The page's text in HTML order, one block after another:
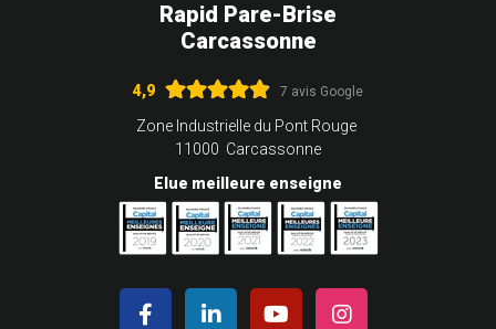
Rapid Pare-Brise
Carcassonne
4,9 7 avis Google
Zone Industrielle du Pont Rouge
11000 Carcassonne
Elue meilleure enseigne